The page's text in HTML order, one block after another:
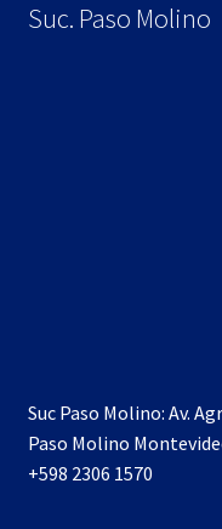
Suc. Paso Molino
Suc Paso Molino: Av.
Paso Molino
+598 2306 1570